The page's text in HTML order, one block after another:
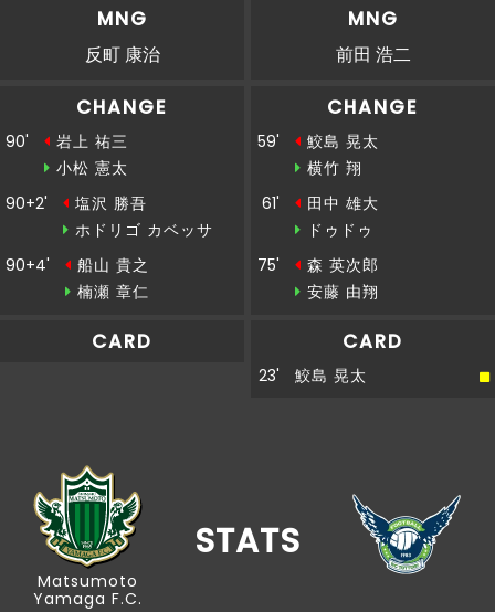
MNG
反町 康治
CHANGE
90'
岩上 祐三
小松 憲太
90+2'
塩沢 勝吾
ホドリゴ カベッサ
90+4'
船山 貴之
楠瀬 章仁
CARD
MNG
前田 浩二
CHANGE
59'
鮫島 晃太
横竹 翔
61'
田中 雄大
ドゥドゥ
75'
森 英次郎
安藤 由翔
CARD
23' 鮫島 晃太
Matsumoto
Yamaga F.C.
STATS